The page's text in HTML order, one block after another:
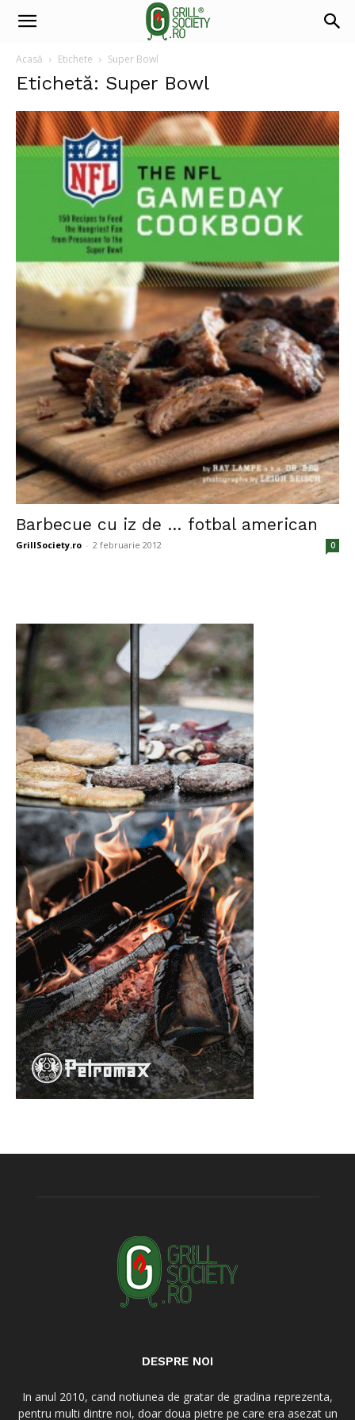
Acasă Etichete Super Bowl
Etichetă: Super Bowl
Barbecue cu iz de … fotbal american
GrillSociety.ro - 2 februarie 2012 0
DESPRE NOI
In anul 2010, cand notiunea de gratar de gradina reprezenta,
pentru multi dintre noi, doar doua pietre pe care era asezat un